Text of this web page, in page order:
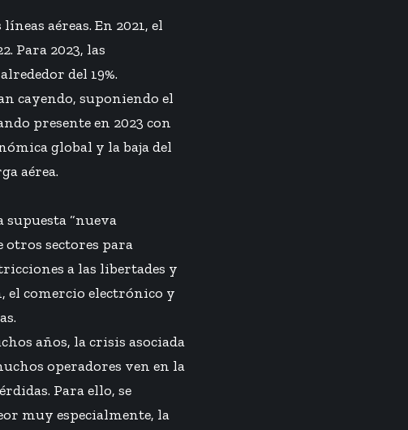
aéreas. En 2021, el
Para 2023, las
del 19%.
cayendo, suponiendo el
presente en 2023 con
global y la baja del
aérea.
supuesta “nueva
sectores para
a las libertades y
el comercio electrónico y
años, la crisis asociada
operadores ven en la
Para ello, se
muy especialmente, la